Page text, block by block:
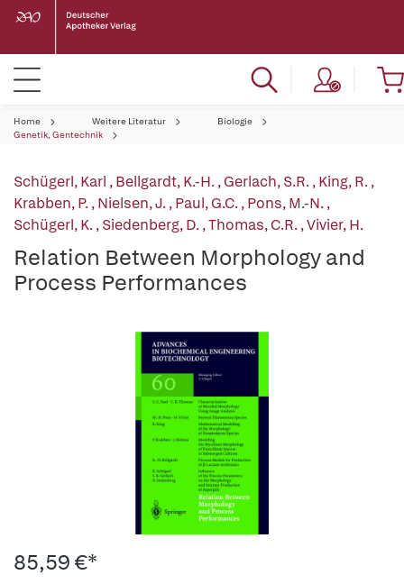
Home Weitere Literatur
Biologie
Genetik, Gentechnik
Schügerl, Karl ,Bellgardt, K.-H.,Gerlach, S.R.,King, R.,
Krabben, P.,Nielsen, J.,Paul, G.C.,Pons, M.-N.,
Schügerl, K.,Siedenberg, D.,Thomas, C.R.,Vivier, H.
Relation Between Morphology and
Process Performances
85,59 €*